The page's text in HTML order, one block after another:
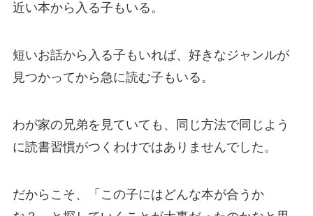
近い本から入る子もいる。
短いお話から入る子もいれば、好きなジャンルが
見つかってから急に読む子もいる。
わが家の兄弟を見ていても、同じ方法で同じよう
に読書習慣がつくわけではありませんでした。
だからこそ、「この子にはどんな本が合うか